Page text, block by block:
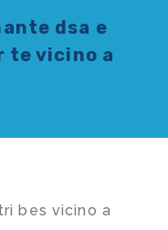
dsa e
te vicino a
bes vicino a